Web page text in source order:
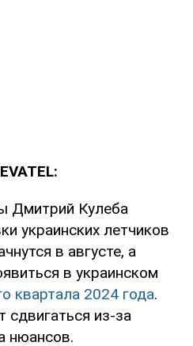
Дмитрий Кулеба
украинских летчиков
в августе, а
в украинском
квартала 2024 года.
из-за
нюансов.